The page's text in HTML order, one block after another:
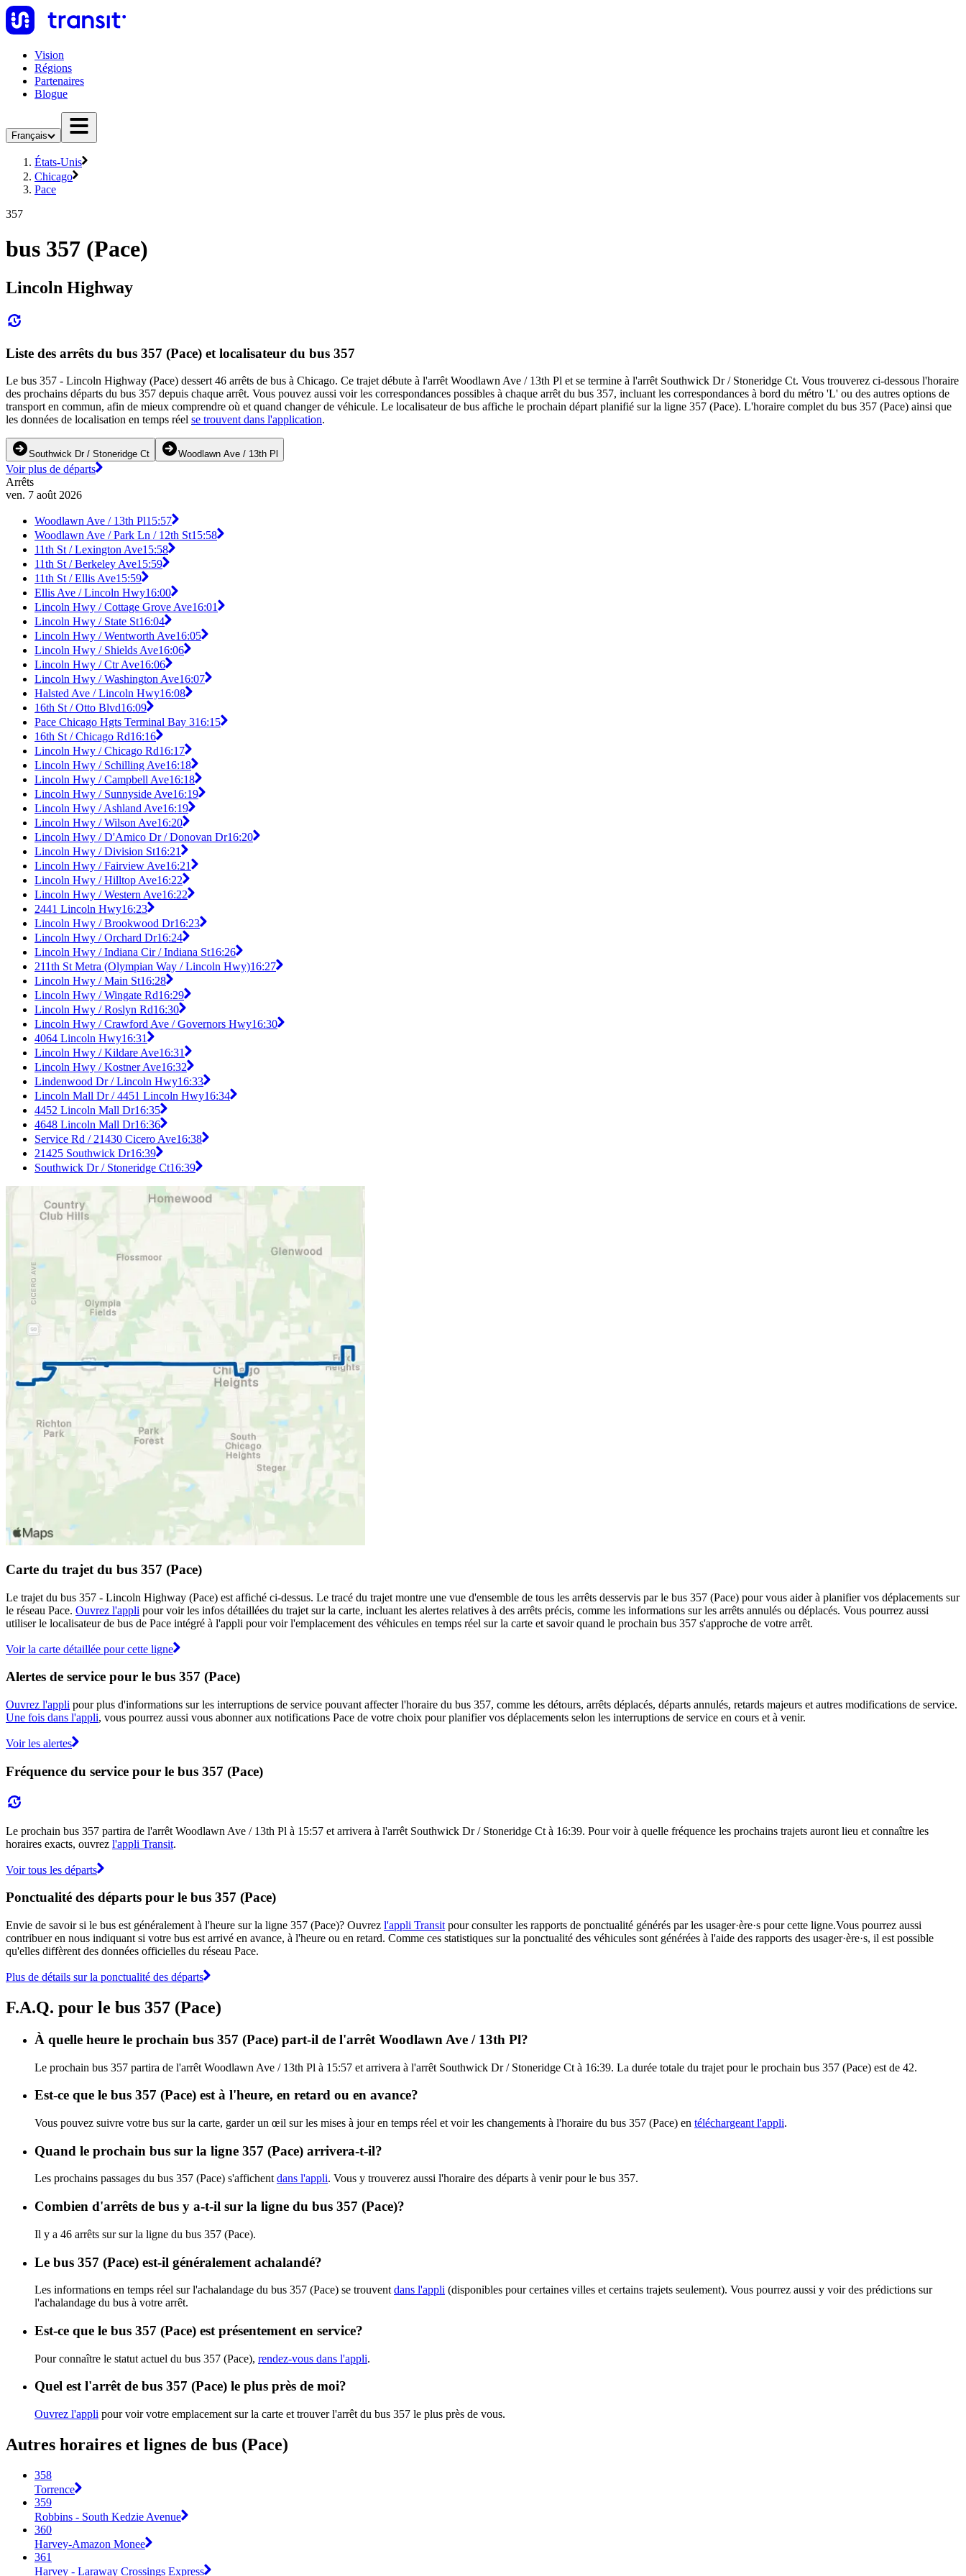
Vision
Régions
Partenaires
Blogue
Français
États-Unis
Chicago
Pace
357
bus 357 (Pace)
Lincoln Highway
Liste des arrêts du bus 357 (Pace) et localisateur du bus 357
Le bus 357 - Lincoln Highway (Pace) dessert 46 arrêts de bus à Chicago. Ce trajet débute à l'arrêt Woodlawn Ave / 13th Pl et se termine à l'arrêt Southwick Dr / Stoneridge Ct. Vous trouverez ci-dessous l'horaire
des prochains départs du bus 357 depuis chaque arrêt. Vous pouvez aussi voir les correspondances possibles à chaque arrêt du bus 357, incluant les correspondances à bord du métro 'L' ou des autres options de
transport en commun, afin de mieux comprendre où et quand changer de véhicule. Le localisateur de bus affiche le prochain départ planifié sur la ligne 357 (Pace). L'horaire complet du bus 357 (Pace) ainsi que
les données de localisation en temps réel se trouvent dans l'application.
Southwick Dr / Stoneridge Ct Woodlawn Ave / 13th Pl
Voir plus de départs
Arrêts
ven. 7 août 2026
Woodlawn Ave / 13th Pl15:57
Woodlawn Ave / Park Ln / 12th St15:58
11th St / Lexington Ave15:58
11th St / Berkeley Ave15:59
11th St / Ellis Ave15:59
Ellis Ave / Lincoln Hwy16:00
Lincoln Hwy / Cottage Grove Ave16:01
Lincoln Hwy / State St16:04
Lincoln Hwy / Wentworth Ave16:05
Lincoln Hwy / Shields Ave16:06
Lincoln Hwy / Ctr Ave16:06
Lincoln Hwy / Washington Ave16:07
Halsted Ave / Lincoln Hwy16:08
16th St / Otto Blvd16:09
Pace Chicago Hgts Terminal Bay 316:15
16th St / Chicago Rd16:16
Lincoln Hwy / Chicago Rd16:17
Lincoln Hwy / Schilling Ave16:18
Lincoln Hwy / Campbell Ave16:18
Lincoln Hwy / Sunnyside Ave16:19
Lincoln Hwy / Ashland Ave16:19
Lincoln Hwy / Wilson Ave16:20
Lincoln Hwy / D'Amico Dr / Donovan Dr16:20
Lincoln Hwy / Division St16:21
Lincoln Hwy / Fairview Ave16:21
Lincoln Hwy / Hilltop Ave16:22
Lincoln Hwy / Western Ave16:22
2441 Lincoln Hwy16:23
Lincoln Hwy / Brookwood Dr16:23
Lincoln Hwy / Orchard Dr16:24
Lincoln Hwy / Indiana Cir / Indiana St16:26
211th St Metra (Olympian Way / Lincoln Hwy)16:27
Lincoln Hwy / Main St16:28
Lincoln Hwy / Wingate Rd16:29
Lincoln Hwy / Roslyn Rd16:30
Lincoln Hwy / Crawford Ave / Governors Hwy16:30
4064 Lincoln Hwy16:31
Lincoln Hwy / Kildare Ave16:31
Lincoln Hwy / Kostner Ave16:32
Lindenwood Dr / Lincoln Hwy16:33
Lincoln Mall Dr / 4451 Lincoln Hwy16:34
4452 Lincoln Mall Dr16:35
4648 Lincoln Mall Dr16:36
Service Rd / 21430 Cicero Ave16:38
21425 Southwick Dr16:39
Southwick Dr / Stoneridge Ct16:39
Carte du trajet du bus 357 (Pace)
Le trajet du bus 357 - Lincoln Highway (Pace) est affiché ci-dessus. Le tracé du trajet montre une vue d'ensemble de tous les arrêts desservis par le bus 357 (Pace) pour vous aider à planifier vos déplacements sur
le réseau Pace. Ouvrez l'appli pour voir les infos détaillées du trajet sur la carte, incluant les alertes relatives à des arrêts précis, comme les informations sur les arrêts annulés ou déplacés. Vous pourrez aussi
utiliser le localisateur de bus de Pace intégré à l'appli pour voir l'emplacement des véhicules en temps réel sur la carte et savoir quand le prochain bus 357 s'approche de votre arrêt.
Voir la carte détaillée pour cette ligne
Alertes de service pour le bus 357 (Pace)
Ouvrez l'appli pour plus d'informations sur les interruptions de service pouvant affecter l'horaire du bus 357, comme les détours, arrêts déplacés, départs annulés, retards majeurs et autres modifications de service.
Une fois dans l'appli, vous pourrez aussi vous abonner aux notifications Pace de votre choix pour planifier vos déplacements selon les interruptions de service en cours et à venir.
Voir les alertes
Fréquence du service pour le bus 357 (Pace)
Le prochain bus 357 partira de l'arrêt Woodlawn Ave / 13th Pl à 15:57 et arrivera à l'arrêt Southwick Dr / Stoneridge Ct à 16:39. Pour voir à quelle fréquence les prochains trajets auront lieu et connaître les
horaires exacts, ouvrez l'appli Transit.
Voir tous les départs
Ponctualité des départs pour le bus 357 (Pace)
Envie de savoir si le bus est généralement à l'heure sur la ligne 357 (Pace)? Ouvrez l'appli Transit pour consulter les rapports de ponctualité générés par les usager·ère·s pour cette ligne.Vous pourrez aussi
contribuer en nous indiquant si votre bus est arrivé en avance, à l'heure ou en retard. Comme ces statistiques sur la ponctualité des véhicules sont générées à l'aide des rapports des usager·ère·s, il est possible
qu'elles diffèrent des données officielles du réseau Pace.
Plus de détails sur la ponctualité des départs
F.A.Q. pour le bus 357 (Pace)
À quelle heure le prochain bus 357 (Pace) part-il de l'arrêt Woodlawn Ave / 13th Pl?
Le prochain bus 357 partira de l'arrêt Woodlawn Ave / 13th Pl à 15:57 et arrivera à l'arrêt Southwick Dr / Stoneridge Ct à 16:39. La durée totale du trajet pour le prochain bus 357 (Pace) est de 42.
Est-ce que le bus 357 (Pace) est à l'heure, en retard ou en avance?
Vous pouvez suivre votre bus sur la carte, garder un œil sur les mises à jour en temps réel et voir les changements à l'horaire du bus 357 (Pace) en téléchargeant l'appli.
Quand le prochain bus sur la ligne 357 (Pace) arrivera-t-il?
Les prochains passages du bus 357 (Pace) s'affichent dans l'appli. Vous y trouverez aussi l'horaire des départs à venir pour le bus 357.
Combien d'arrêts de bus y a-t-il sur la ligne du bus 357 (Pace)?
Il y a 46 arrêts sur sur la ligne du bus 357 (Pace).
Le bus 357 (Pace) est-il généralement achalandé?
Les informations en temps réel sur l'achalandage du bus 357 (Pace) se trouvent dans l'appli (disponibles pour certaines villes et certains trajets seulement). Vous pourrez aussi y voir des prédictions sur
l'achalandage du bus à votre arrêt.
Est-ce que le bus 357 (Pace) est présentement en service?
Pour connaître le statut actuel du bus 357 (Pace), rendez-vous dans l'appli.
Quel est l'arrêt de bus 357 (Pace) le plus près de moi?
Ouvrez l'appli pour voir votre emplacement sur la carte et trouver l'arrêt du bus 357 le plus près de vous.
Autres horaires et lignes de bus (Pace)
358
Torrence
359
Robbins - South Kedzie Avenue
360
Harvey-Amazon Monee
361
Harvey - Laraway Crossings Express